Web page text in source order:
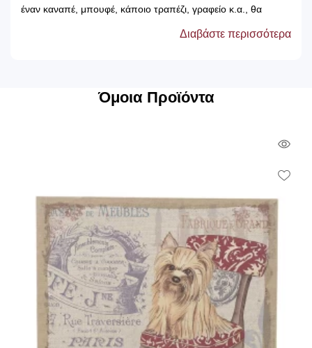
έναν καναπέ, μπουφέ, κάποιο τραπέζι, γραφείο κ.α., θα
Σε περίπτωση που σε αυτό το έπιπλο υπάρχουν
είναι να διατηρείται η οπτική ισορροπία. Χαρίστε ύψος στο
δωμάτιο τοποθετώντας πίνακες σε κάθετη διάταξη και βάθος
τέχνης στο ύψος του βλέμματος, απολαμβάνοντάς τα εξίσου
ανάδειξή του πίνακα κρεμώντας τον κάτω από ένα φωτιστικό
με λάμπα πυρακτώσεως. Οι λάμπες αλογόνου τείνουν να
φθείρουν τα χρώματα όπως και οι λάμπες εξοικονόμησης
ενέργειας να τα αλλοιώνουν. Δεν χρειάζεται να δημιουργηθεί
ένα χαοτικό αποτέλεσμα υπερφορτώνοντας το χώρο σας
προκειμένου να τον διακοσμήσετε.
Διαβάστε περισσότερα
Όμοια Προϊόντα